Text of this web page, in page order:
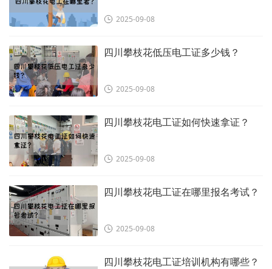
2025-09-08
四川攀枝花低压电工证多少钱？
2025-09-08
四川攀枝花电工证如何快速拿证？
2025-09-08
四川攀枝花电工证在哪里报名考试？
2025-09-08
四川攀枝花电工证培训机构有哪些？